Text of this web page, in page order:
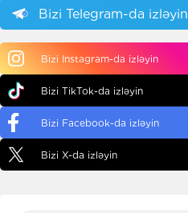
Bizi Telegram-da izləyin
Bizi Instagram-da izləyin
Bizi TikTok-da izləyin
Bizi Facebook-da izləyin
Bizi X-da izləyin